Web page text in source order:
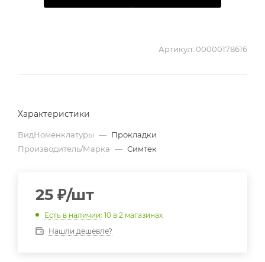
Артикул: 00000178616
Характеристики
ВидНоменклатуры — Прокладки
Производитель/Марка — Симтек
25 ₽/шт
Есть в наличии: 10 в 2 магазинах
Нашли дешевле?